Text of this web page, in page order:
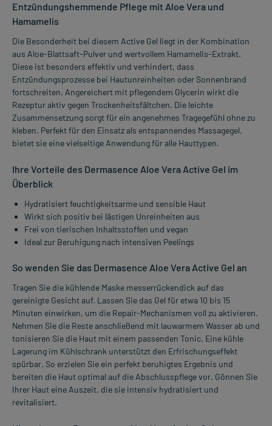
Entzündungshemmende Pflege mit Aloe Vera und
Hamamelis
Die Besonderheit bei diesem Active Gel liegt in der Kombination
aus Aloe-Blattsaft-Pulver und wertvollem Hamamelis-Extrakt.
Diese ist besonders effektiv und verhindert, dass
Entzündungsprozesse bei Hautunreinheiten oder Sonnenbrand
fortschreiten. Angereichert mit pflegendem Glycerin wirkt die
Rezeptur aktiv gegen Trockenheitsfältchen. Die leichte
Zusammensetzung sorgt für ein angenehmes Tragegefühl ohne zu
kleben. Perfekt für den Einsatz als entspannendes Massagegel,
bietet sie eine vielseitige Anwendung für alle Hauttypen.
Ihre Vorteile des Dermasence Aloe Vera Active Gel im
Überblick
Hydratisiert feuchtigkeitsarme und sensible Haut
Wirkt sich positiv bei lästigen Unreinheiten aus
Frei von tierischen Inhaltsstoffen und vegan
Ideal zur Beruhigung nach intensiven Peelings
So wenden Sie das Dermasence Aloe Vera Active Gel an
Tragen Sie die kühlende Maske messerrückendick auf das
gereinigte Gesicht auf. Lassen Sie das Gel für etwa 10 bis 15
Minuten einwirken, um die Repair-Mechanismen voll zu aktivieren.
Nehmen Sie die Reste anschließend mit lauwarmem Wasser ab und
tonisieren Sie die Haut mit einem passenden Tonic. Eine kühle
Lagerung im Kühlschrank unterstützt den Erfrischungseffekt
spürbar. So erzielen Sie ein perfekt beruhigtes Ergebnis und
bereiten die Haut optimal auf die Abschlusspflege vor. Gönnen Sie
Ihrer Haut eine Auszeit, die sie intensiv hydratisiert und
revitalisiert.